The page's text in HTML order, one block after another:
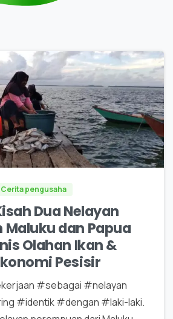
0 0
Cerita pengusaha
Dua Nelayan
Maluku dan Papua
Olahan Ikan &
Pesisir
#sebagai #nelayan
#identik #dengan #laki-laki.